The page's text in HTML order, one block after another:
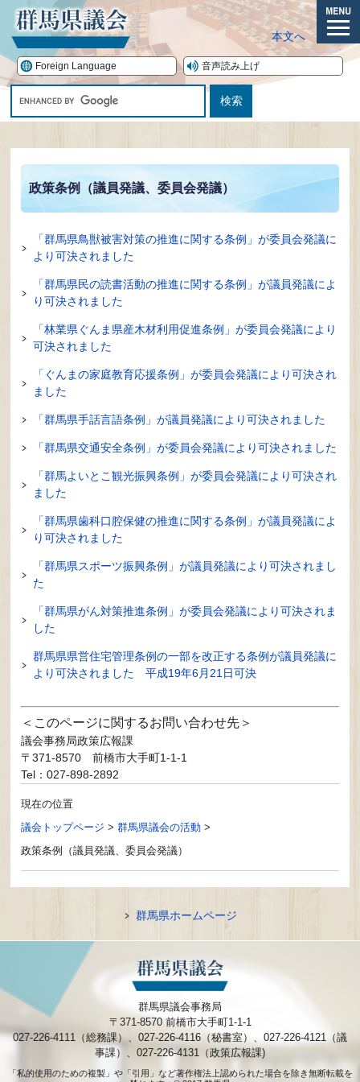
の
先
頭
メ
ニ
本文へ
Foreign Language 音声読み上げ
ス
ム
政策条例（議員発議、委員会発議）
「群馬県鳥獣被害対策の推進に関する条例」が委員会発議に
より可決されました
「群馬県民の読書活動の推進に関する条例」が議員発議によ
り可決されました
「林業県ぐんま県産木材利用促進条例」が委員会発議により
可決されました
「ぐんまの家庭教育応援条例」が委員会発議により可決され
ました
「群馬県手話言語条例」が議員発議により可決されました
「群馬県交通安全条例」が委員会発議により可決されました
「群馬よいとこ観光振興条例」が委員会発議により可決され
ました
「群馬県歯科口腔保健の推進に関する条例」が議員発議によ
り可決されました
「群馬県スポーツ振興条例」が議員発議により可決されまし
た
「群馬県がん対策推進条例」が委員会発議により可決されま
した
群馬県県営住宅管理条例の一部を改正する条例が議員発議に
より可決されました 平成19年6月21日可決
このページに関するお問い合わせ先
議会事務局政策広報課
〒371-8570
前橋市大手町1-1-1
Tel：027-898-2892
現在の位置
議会トップページ >群馬県議会の活動 >
政策条例（議員発議、委員会発議）
群馬県ホームページ
群馬県議会事務局
〒371-8570 前橋市大手町1-1-1
027-226-4111（総務課）、027-226-4116（秘書室）、027-226-4121（議
事課）、027-226-4131（政策広報課)
「私的使用のための複製」や「引用」など著作権法上認められた場合を除き無断転載を